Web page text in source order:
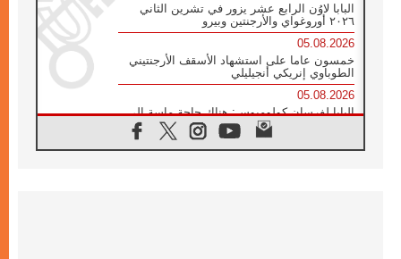
البابا لاوُن الرابع عشر يزور في تشرين الثاني
٢٠٢٦ أوروغواي والأرجنتين وبيرو
05.08.2026
خمسون عاما على استشهاد الأسقف الأرجنتيني
الطوباوي إنريكي أنجيليلي
05.08.2026
البابا لفرسان كولومبوس: هناك حاجة ماسة إلى
أنبياء تناغم يسعون إلى بناء الجسور
04.08.2026